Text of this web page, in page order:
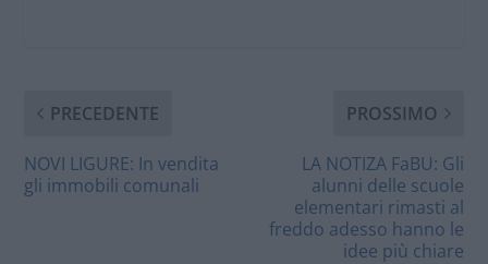
PRECEDENTE
NOVI LIGURE: In vendita
gli immobili comunali
PROSSIMO
LA NOTIZA FaBU: Gli
alunni delle scuole
elementari rimasti al
freddo adesso hanno le
idee più chiare